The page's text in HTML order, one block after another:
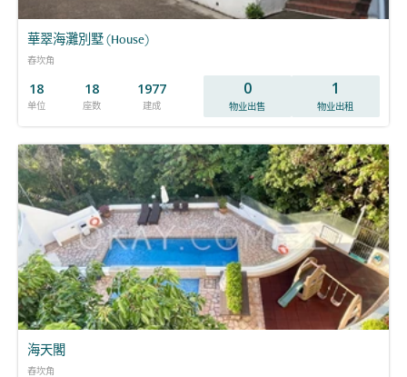
華翠海灘別墅 (House)
舂坎角
18
单位
18
座数
1977
建成
0
物业出售
1
物业出租
海天閣
舂坎角